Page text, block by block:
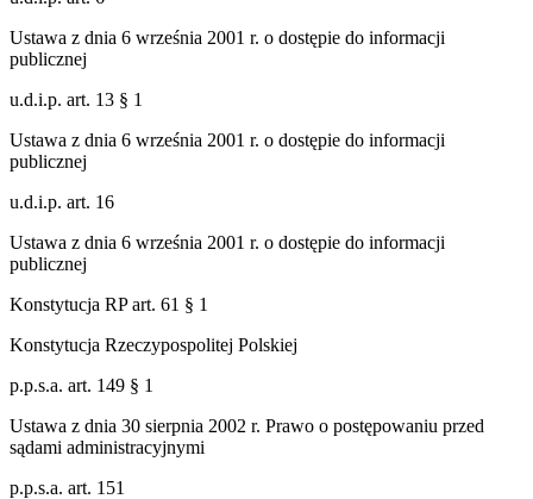
Ustawa z dnia 6 września 2001 r. o dostępie do informacji
publicznej
u.d.i.p. art. 13 § 1
Ustawa z dnia 6 września 2001 r. o dostępie do informacji
publicznej
u.d.i.p. art. 16
Ustawa z dnia 6 września 2001 r. o dostępie do informacji
publicznej
Konstytucja RP art. 61 § 1
Konstytucja Rzeczypospolitej Polskiej
p.p.s.a. art. 149 § 1
Ustawa z dnia 30 sierpnia 2002 r. Prawo o postępowaniu przed
sądami administracyjnymi
p.p.s.a. art. 151